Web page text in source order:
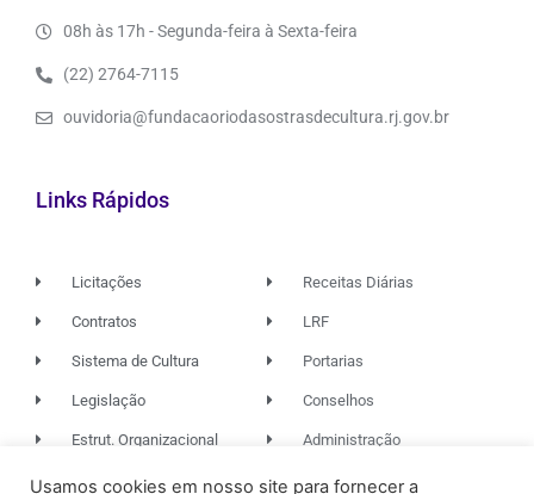
08h às 17h - Segunda-feira à Sexta-feira
(22) 2764-7115
ouvidoria@fundacaoriodasostrasdecultura.rj.gov.br
Links Rápidos
Licitações
Contratos
Sistema de Cultura
Legislação
Estrut. Organizacional
Receitas Diárias
LRF
Portarias
Conselhos
Administração
Usamos cookies em nosso site para fornecer a